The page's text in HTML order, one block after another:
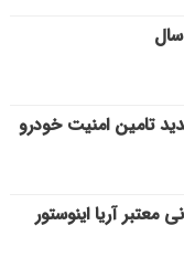
تامین امنیت خودرو
آریا اینوستور